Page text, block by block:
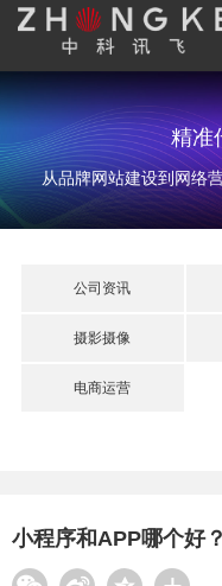
精准
从品牌网站建设到网络
公司资讯
摄影摄像
电商运营
小程序和APP哪个好